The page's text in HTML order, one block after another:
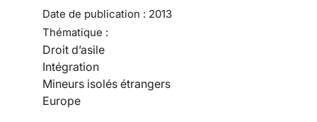
Date de publication : 2013
Thématique :
Droit d’asile
Intégration
Mineurs isolés étrangers
Europe